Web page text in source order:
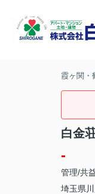
霞ヶ関・
白金
-
管理/共
埼玉県